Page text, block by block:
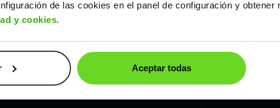
de las cookies en el panel de configuración y obtener
y cookies.
Aceptar todas
Peso
1.277kg
Depósito
50l
Maletero
587l